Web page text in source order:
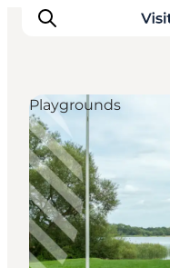
Ispirazioni
Dove andare
Cosa fare
Dove dormire
Pianifica il
Playgrounds